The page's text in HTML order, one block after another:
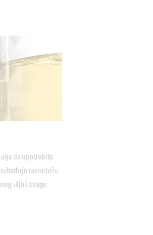
da upotrebite.
ravnotežu
ulja i snage